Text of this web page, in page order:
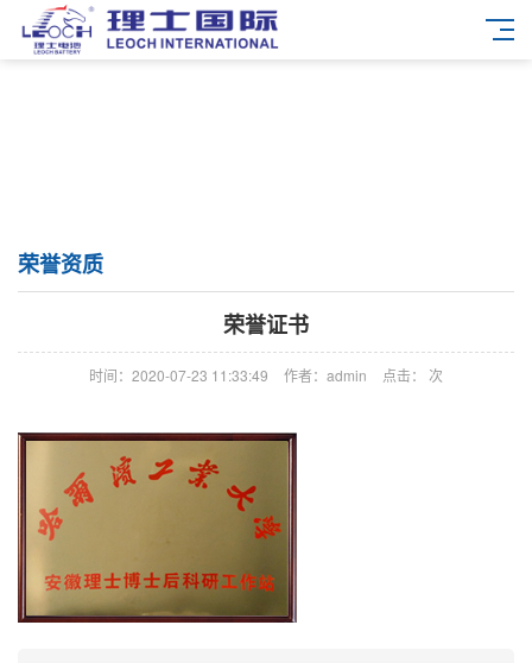
荣誉资质
荣誉证书
时间：2020-07-23 11:33:49 作者：admin 点击： 次